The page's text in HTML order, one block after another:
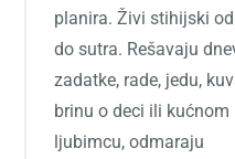
planira. Živi stihijski
do sutra. Rešavaju
zadatke, rade, jedu,
brinu o deci ili kućnom
ljubimcu, odmaraju